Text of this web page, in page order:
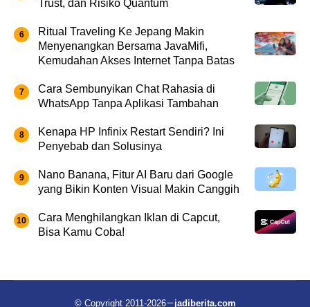
Trust, dan Risiko Quantum
Ritual Traveling Ke Jepang Makin
Menyenangkan Bersama JavaMifi,
Kemudahan Akses Internet Tanpa Batas
Cara Sembunyikan Chat Rahasia di
WhatsApp Tanpa Aplikasi Tambahan
Kenapa HP Infinix Restart Sendiri? Ini
Penyebab dan Solusinya
Nano Banana, Fitur AI Baru dari Google
yang Bikin Konten Visual Makin Canggih
Cara Menghilangkan Iklan di Capcut,
Bisa Kamu Coba!
© Copyright 2011-2026 jadiberita.com